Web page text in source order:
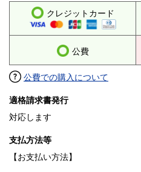
クレジットカード
公費
公費での購入について
適格請求書発行
対応します
支払方法等
【お支払い方法】